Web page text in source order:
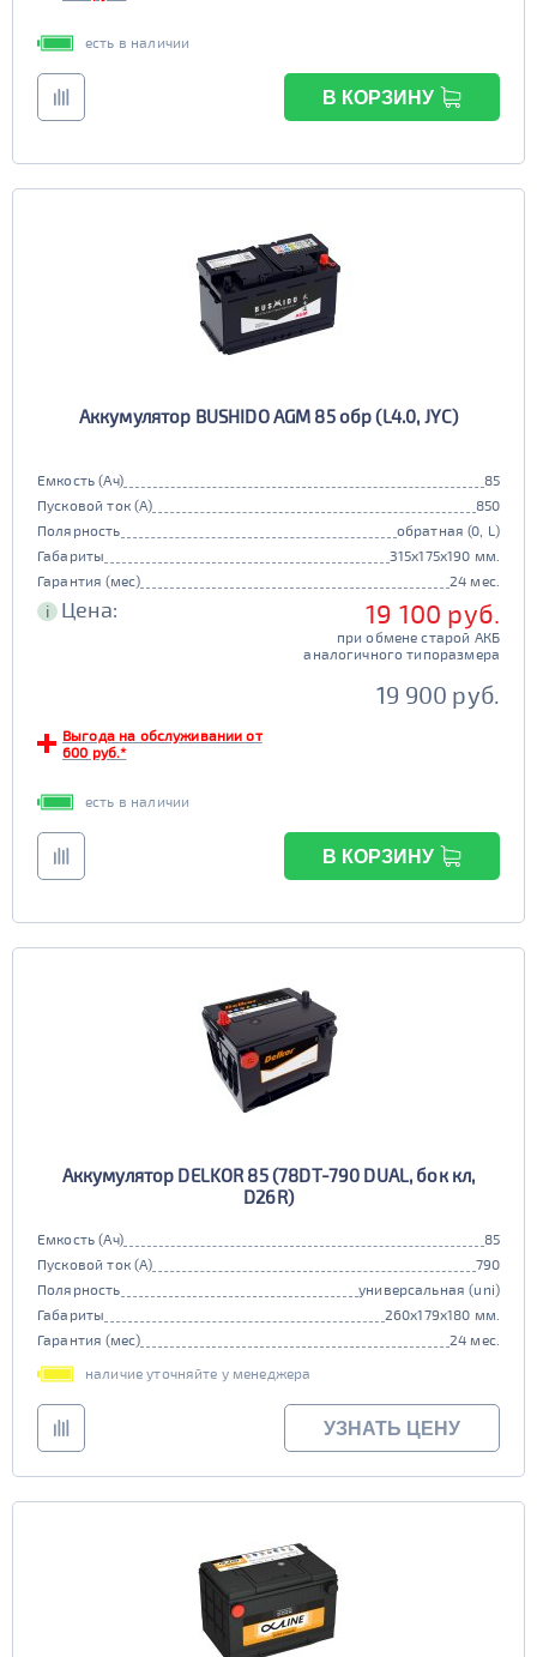
есть в наличии
В КОРЗИНУ
Аккумулятор BUSHIDO AGM 85 обр (L4.0, JYC)
Емкость (Ач)
85
Пусковой ток (А)
850
Полярность
обратная (0, L)
Габариты
315x175x190 мм.
Гарантия (мес)
24 мес.
i Цена: 19 100 руб.
при обмене старой АКБ
аналогичного типоразмера
19 900 руб.
Выгода на обслуживании от
600 руб.*
есть в наличии
В КОРЗИНУ
Аккумулятор DELKOR 85 (78DT-790 DUAL, бок кл,
D26R)
Емкость (Ач)
85
Пусковой ток (А)
790
Полярность
универсальная (uni)
Габариты
260x179x180 мм.
Гарантия (мес)
24 мес.
наличие уточняйте у менеджера
УЗНАТЬ ЦЕНУ